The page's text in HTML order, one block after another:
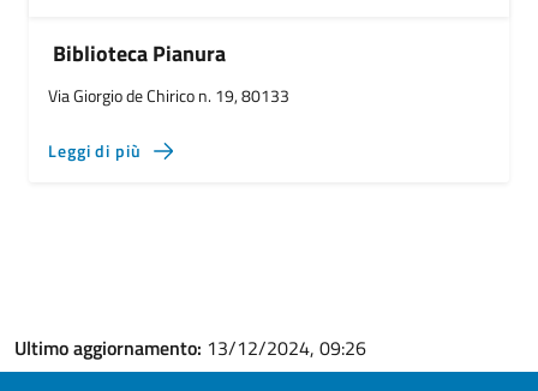
Biblioteca Pianura
Via Giorgio de Chirico n. 19, 80133
Leggi di più
Ultimo aggiornamento: 13/12/2024, 09:26